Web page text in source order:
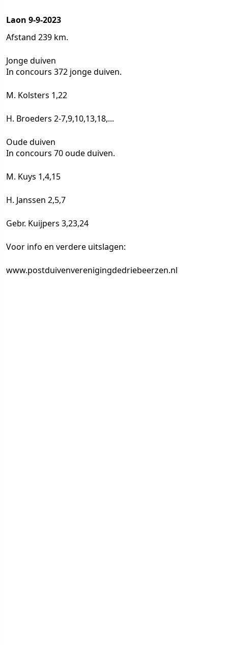
Laon 9-9-2023
Afstand 239 km.
Jonge duiven
In concours 372 jonge duiven.
M. Kolsters 1,22
H. Broeders 2-7,9,10,13,18,...
Oude duiven
In concours 70 oude duiven.
M. Kuys 1,4,15
H. Janssen 2,5,7
Gebr. Kuijpers 3,23,24
Voor info en verdere uitslagen:
www.postduivenverenigingdedriebeerzen.nl